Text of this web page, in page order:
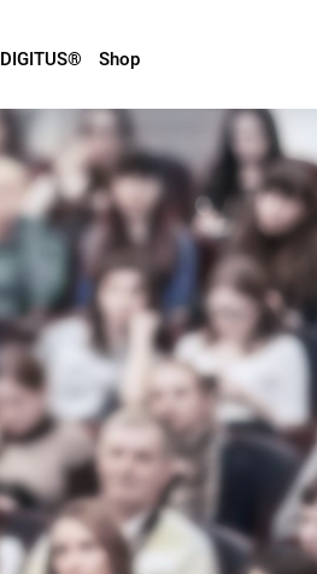
DIGITUS® Shop